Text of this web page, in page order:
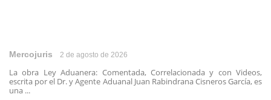
Mercojuris 2 de agosto de 2026
La obra Ley Aduanera: Comentada, Correlacionada y con Videos,
escrita por el Dr. y Agente Aduanal Juan Rabindrana Cisneros García, es
una ...